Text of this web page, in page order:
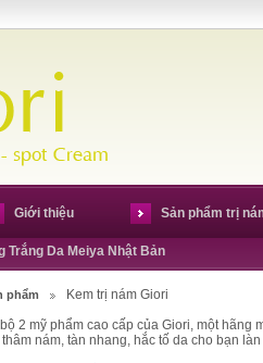
Giới thiệu Sản phẩm trị
Trắng Da Meiya Nhật Bản
phẩm
Kem trị nám Giori
2 mỹ phẩm cao cấp của Giori, một
nám, tàn nhang, hắc tố da cho bạn